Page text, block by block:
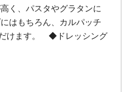
く、パスタやグラタンに
はもちろん、カルパッチ
だけます。 ◆ドレッシング